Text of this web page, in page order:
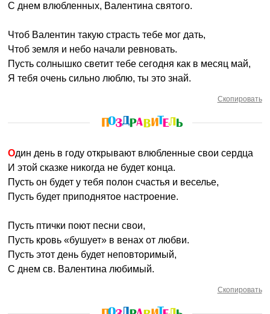
С днем влюбленных, Валентина святого.
Чтоб Валентин такую страсть тебе мог дать,
Чтоб земля и небо начали ревновать.
Пусть солнышко светит тебе сегодня как в месяц май,
Я тебя очень сильно люблю, ты это знай.
Скопировать
Один день в году открывают влюбленные свои сердца
И этой сказке никогда не будет конца.
Пусть он будет у тебя полон счастья и веселье,
Пусть будет приподнятое настроение.
Пусть птички поют песни свои,
Пусть кровь «бушует» в венах от любви.
Пусть этот день будет неповторимый,
С днем св. Валентина любимый.
Скопировать